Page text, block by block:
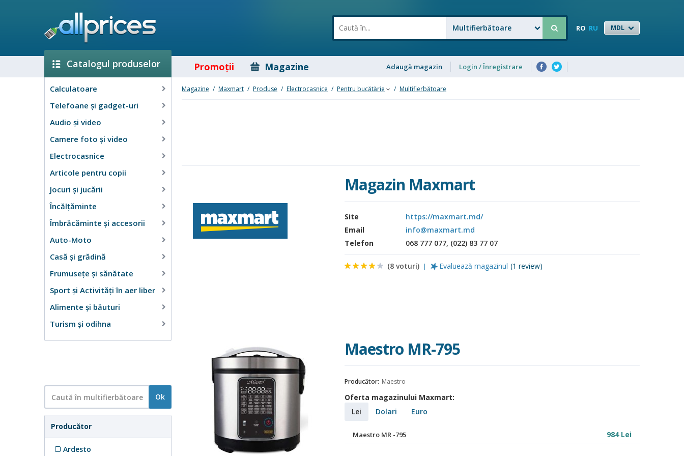
Multifierbătoare RO RU MDL
Catalogul produselor Promoţii Magazine Adaugă magazin Login / Înregistrare
Calculatoare
Telefoane și gadget-uri
Audio şi video
Camere foto şi video
Electrocasnice
Articole pentru copii
Jocuri şi jucării
Încălţăminte
Îmbrăcăminte şi accesorii
Auto-Moto
Casă şi grădină
Frumusețe și sănătate
Sport și Activități în aer liber
Alimente și băuturi
Turism și odihna
Ok
Producător
Ardesto
Magazine / Maxmart / Produse / Electrocasnice / Pentru bucătărie / Multifierbătoare
Magazin Maxmart
Site
https://maxmart.md/
Email
info@maxmart.md
Telefon
068 777 077, (022) 83 77 07
(8 voturi) Evaluează magazinul (1 review)
Maestro MR-795
Producător: Maestro
Oferta magazinului Maxmart:
Lei
Dolari Euro
Maestro MR -795 984 Lei